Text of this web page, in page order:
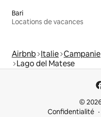
Bari
Locations de vacances
Airbnb Italie Campanie
Lago del Matese
©
Confidentialité